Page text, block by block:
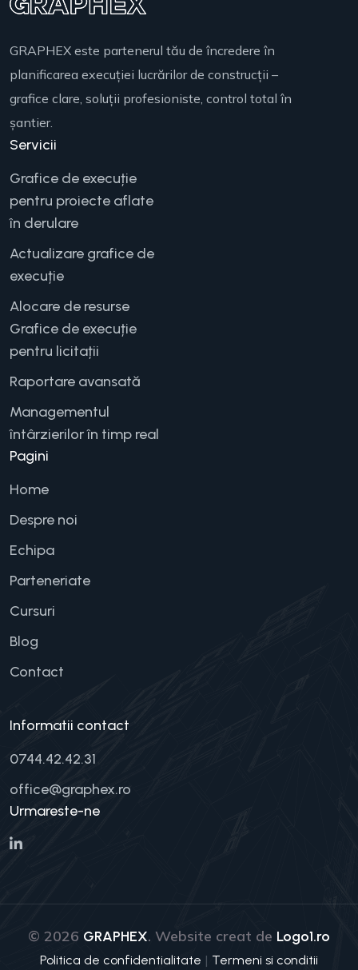
GRAPHEX este partenerul tău de încredere în
planificarea execuției lucrărilor de construcții –
grafice clare, soluții profesioniste, control total în
șantier.
Servicii
Grafice de execuție
pentru proiecte aflate
în derulare
Actualizare grafice de
execuție
Alocare de resurse
Grafice de execuție
pentru licitații
Raportare avansată
Managementul
întârzierilor în timp real
Pagini
Home
Despre noi
Echipa
Parteneriate
Cursuri
Blog
Contact
Informatii contact
0744.42.42.31
office@graphex.ro
Urmareste-ne
© 2026 GRAPHEX. Website creat de Logo1.ro
Politica de confidentialitate | Termeni si conditii